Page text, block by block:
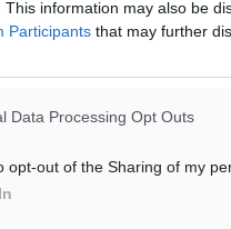
This information may also be
Participants that may further
Data Processing Opt Outs
opt-out of the Sharing of my
το 50% του
και το 71% στις
σχεδόν σε όλες